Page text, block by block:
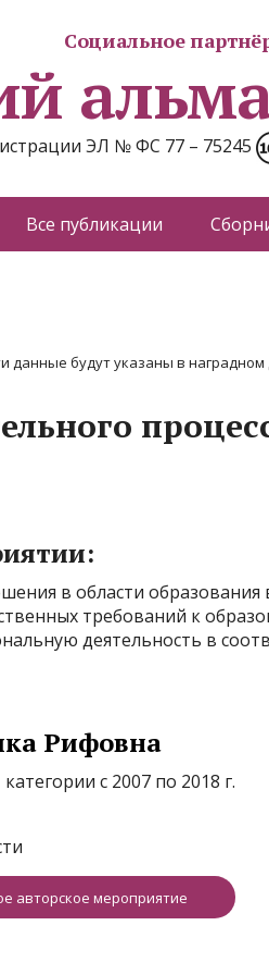
Социальное
ЭЛ № ФС 77 – 75245
Все публикации
данные будут указаны в наградном
в области образования
требований к
деятельность в
Рифовна
с 2007 по 2018 г.
авторское мероприятие